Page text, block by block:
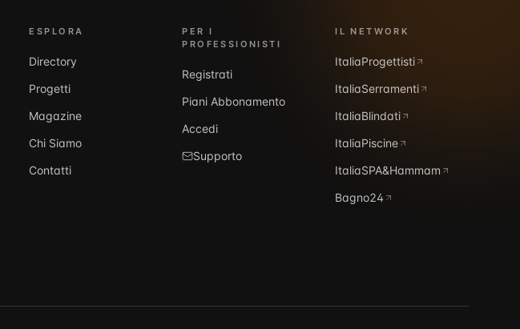
ESPLORA
Directory
Progetti
Magazine
Chi Siamo
Contatti
PER I
PROFESSIONISTI
Registrati
Piani Abbonamento
Accedi
Supporto
IL NETWORK
ItaliaProgettisti
ItaliaSerramenti
ItaliaBlindati
ItaliaPiscine
ItaliaSPA&Hammam
Bagno24